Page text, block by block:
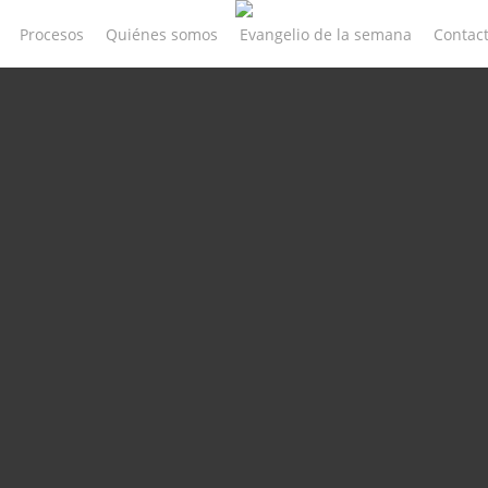
Procesos Quiénes somos Evangelio de la semana